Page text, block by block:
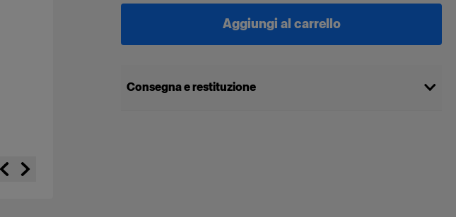
Aggiungi al carrello
Consegna e restituzione